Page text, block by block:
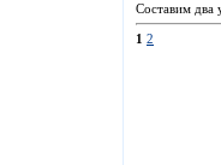
Составим два
1 2